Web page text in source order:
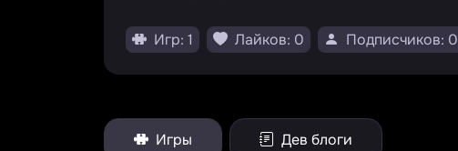
Игр: 1 Лайков: 0 Подписчиков: 0
Игры Дев блоги